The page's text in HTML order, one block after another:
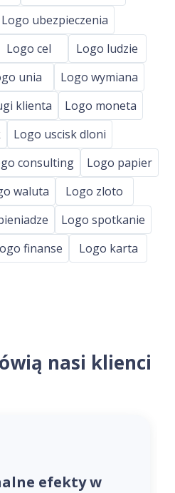
Logo ubezpieczenia
Logo cel
Logo ludzie
unia
Logo wymiana
klienta
Logo moneta
Logo uscisk dloni
consulting
Logo papier
waluta
Logo zloto
Logo spotkanie
finanse Logo karta
nasi klienci
efekty w